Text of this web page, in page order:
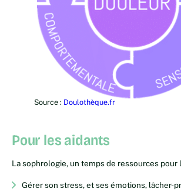
Source : Doulothèque.fr
Pour les aidants
La sophrologie, un temps de ressources pour
Gérer son stress, et ses émotions, lâcher-